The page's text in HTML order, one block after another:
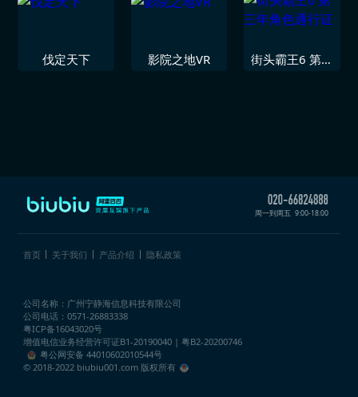
伐定天下 影院之地VR
街头霸王6 第三
周一到周五 9:00-18:00
首页 关于我们 产品介绍 隐私政策
公司名称：广州宁静海信息科技有限公司
公司电话：0571-26883338
粤ICP备16043020号
增值电信业务经营许可证B1-20190040 | 粤B2-20200746
粤公网安备 44010602010544号
© 2018-2022 biubiu001.com 版权所有